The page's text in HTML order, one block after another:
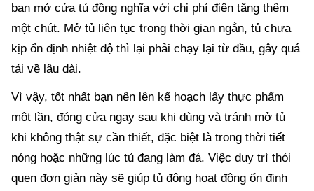
bạn mở cửa tủ đồng nghĩa với chi phí điện tăng thêm
một chút. Mở tủ liên tục trong thời gian ngắn, tủ chưa
kịp ổn định nhiệt độ thì lại phải chạy lại từ đầu, gây quá
tải về lâu dài.
Vì vậy, tốt nhất bạn nên lên kế hoạch lấy thực phẩm
một lần, đóng cửa ngay sau khi dùng và tránh mở tủ
khi không thật sự cần thiết, đặc biệt là trong thời tiết
nóng hoặc những lúc tủ đang làm đá. Việc duy trì thói
quen đơn giản này sẽ giúp tủ đông hoạt động ổn định